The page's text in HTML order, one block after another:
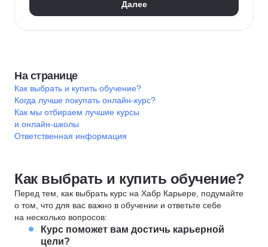
Тестирование веб-приложений
Далее
На странице
Как выбрать и купить обучение?
Когда лучше покупать онлайн-курс?
Как мы отбираем лучшие курсы
и онлайн-школы
Ответственная информация
Как выбрать и купить обучение?
Перед тем, как выбрать курс на Хабр Карьере, подумайте
о том, что для вас важно в обучении и ответьте себе
на несколько вопросов:
Курс поможет вам достичь карьерной
цели?